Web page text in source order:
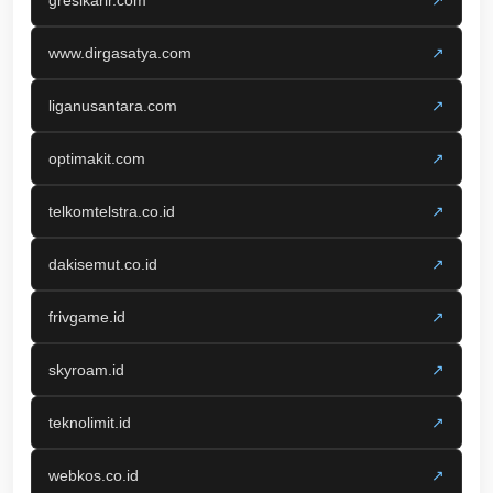
www.dirgasatya.com ↗
liganusantara.com ↗
optimakit.com ↗
telkomtelstra.co.id ↗
dakisemut.co.id ↗
frivgame.id ↗
skyroam.id ↗
teknolimit.id ↗
webkos.co.id ↗